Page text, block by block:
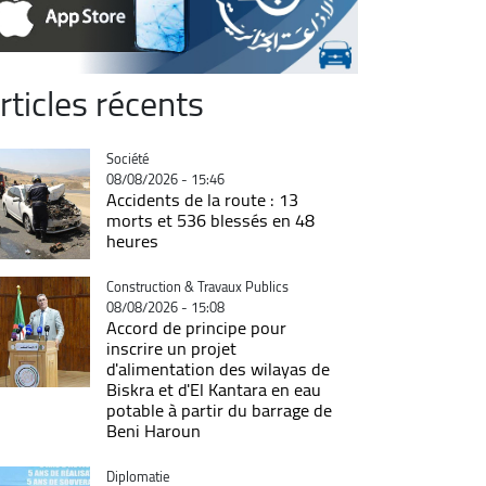
récents
Catégorie
Société
08/08/2026 - 15:46
Accidents de la route : 13
morts et 536 blessés en 48
heures
Catégorie
Construction & Travaux Publics
08/08/2026 - 15:08
Accord de principe pour
inscrire un projet
d'alimentation des wilayas de
Biskra et d'El Kantara en eau
potable à partir du barrage de
Beni Haroun
Catégorie
Diplomatie